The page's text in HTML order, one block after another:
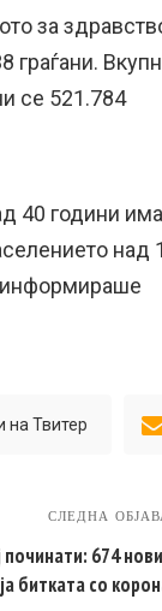
за
граѓани.
се 521.784
40 години
над
информираше
на Твитер
СЛЕДНА
674
битката со